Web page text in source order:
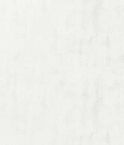
🏀 Σπουδαία νίκη
🏀 Γ.Σ. Μενεμένης -